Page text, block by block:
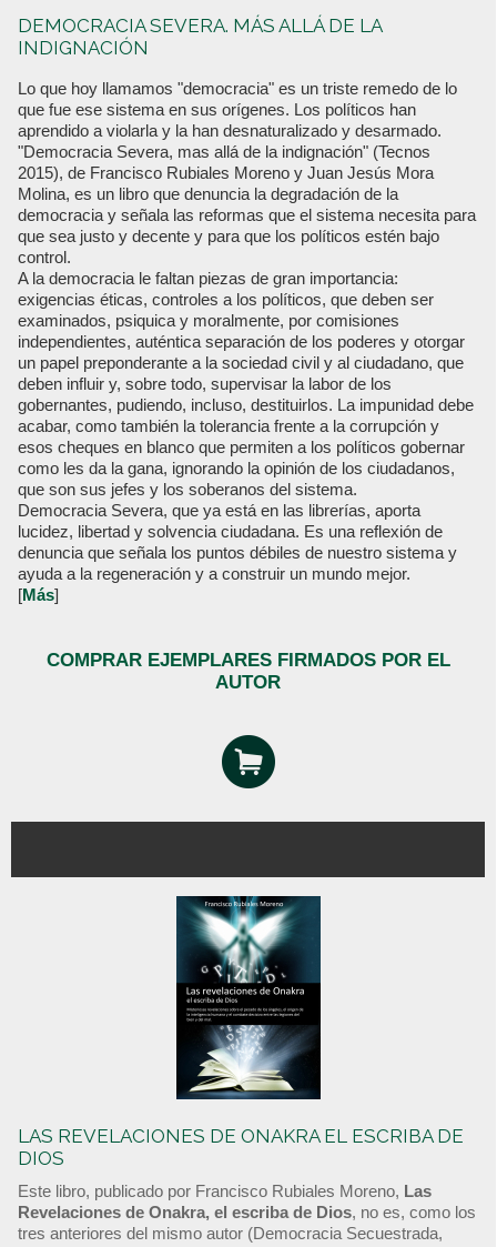
DEMOCRACIA SEVERA. MÁS ALLÁ DE LA
INDIGNACIÓN
Lo que hoy llamamos "democracia" es un triste remedo de lo
que fue ese sistema en sus orígenes. Los políticos han
aprendido a violarla y la han desnaturalizado y desarmado.
"Democracia Severa, mas allá de la indignación" (Tecnos
2015), de Francisco Rubiales Moreno y Juan Jesús Mora
Molina, es un libro que denuncia la degradación de la
democracia y señala las reformas que el sistema necesita para
que sea justo y decente y para que los políticos estén bajo
control.
A la democracia le faltan piezas de gran importancia:
exigencias éticas, controles a los políticos, que deben ser
examinados, psiquica y moralmente, por comisiones
independientes, auténtica separación de los poderes y otorgar
un papel preponderante a la sociedad civil y al ciudadano, que
deben influir y, sobre todo, supervisar la labor de los
gobernantes, pudiendo, incluso, destituirlos. La impunidad debe
acabar, como también la tolerancia frente a la corrupción y
esos cheques en blanco que permiten a los políticos gobernar
como les da la gana, ignorando la opinión de los ciudadanos,
que son sus jefes y los soberanos del sistema.
Democracia Severa, que ya está en las librerías, aporta
lucidez, libertad y solvencia ciudadana. Es una reflexión de
denuncia que señala los puntos débiles de nuestro sistema y
ayuda a la regeneración y a construir un mundo mejor.
[Más]
COMPRAR EJEMPLARES FIRMADOS POR EL
AUTOR
LAS REVELACIONES DE ONAKRA EL ESCRIBA DE
DIOS
Este libro, publicado por Francisco Rubiales Moreno, Las
Revelaciones de Onakra, el escriba de Dios, no es, como los
tres anteriores del mismo autor (Democracia Secuestrada,